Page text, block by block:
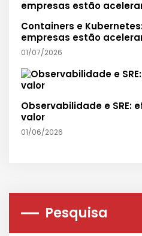
Containers e
empresas estão
01/07/2026
Observabilidade e SRE:
valor
01/06/2026
Pesquisa